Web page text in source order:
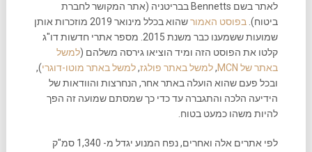
לאתר בשם Bennetts בבריטניה (אתר המקושר לחברת
ביטוח). בפוסט האמור
שהוא בכלל מינואר 2019 מוזכרות אותן
שמועות ששמענו כבר משנת 2015. מספר אתרי חדשות דו"ג
קלטו את הפוסט הזה ומיד הוציאו גירסה משלהם (למשל
באתר של MCN
,למשל באתר פולגז,למשל באתר מוטו-דוגרי),
ובכל פעם שהוא הועלה באתר אחר, הנחרצות והוודאות של
הידיעה הלכה והתגברה עד כדי כך שמסתם שמועה זה הפך
להיות משהו כמעט בטוח.
לפי אתרים אלה ואחרים, נפח המנוע יגדל מ- 1,340 סמ"ק